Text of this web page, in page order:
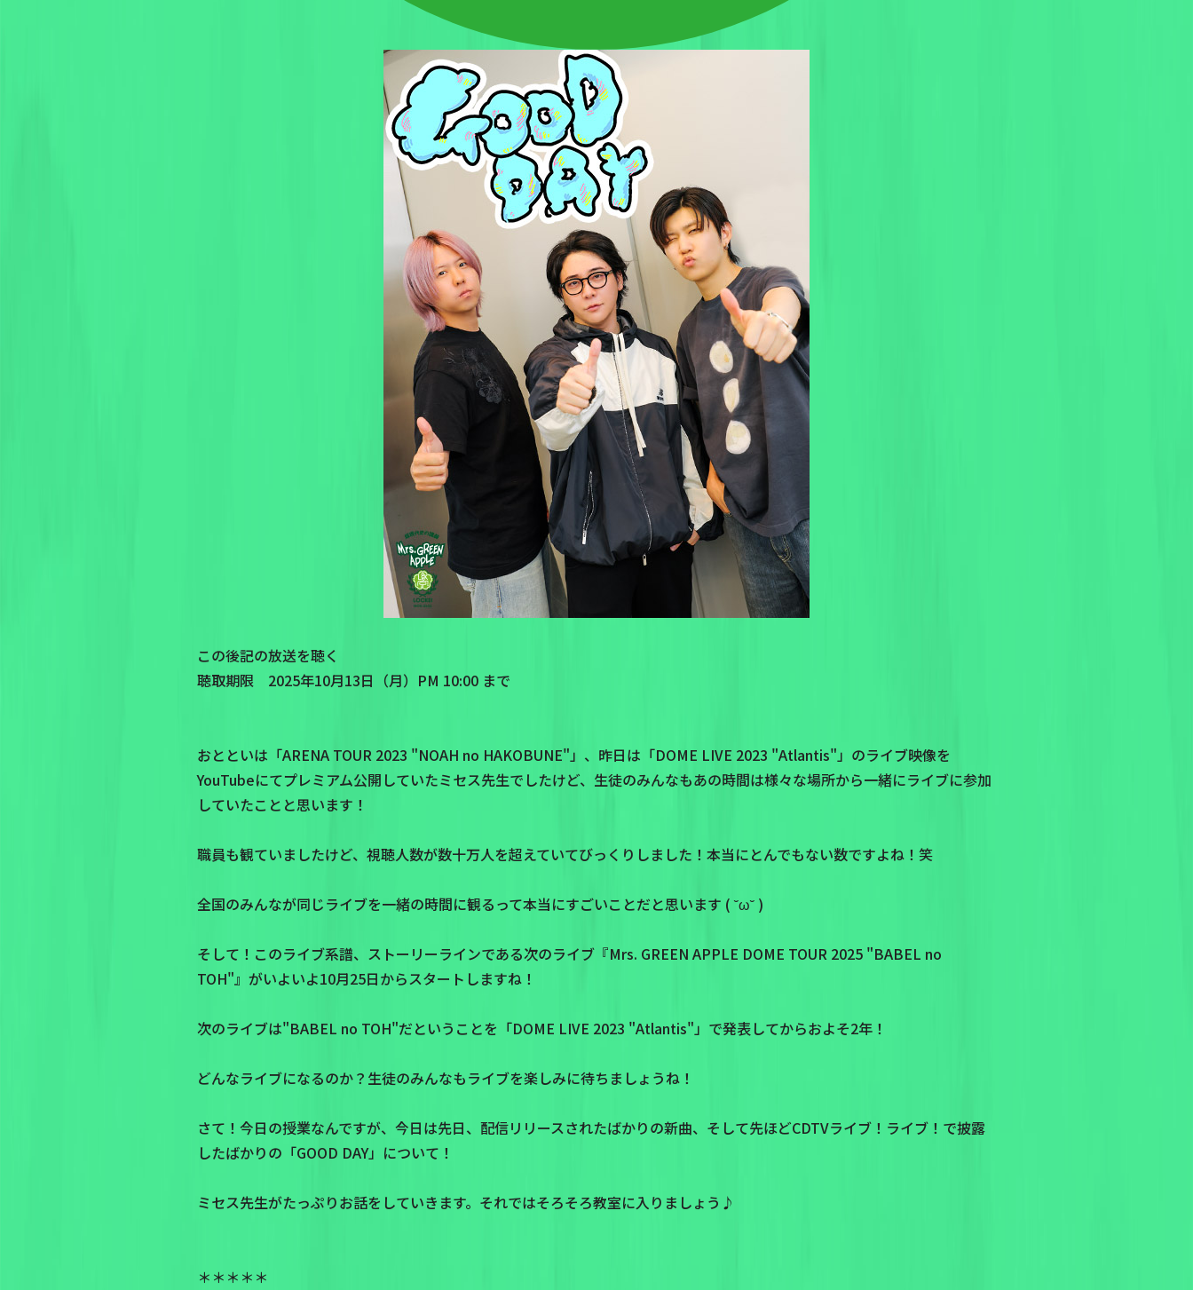
この後記の放送を聴く
聴取期限 2025年10月13日（月）PM 10:00 まで
おとといは「ARENA TOUR 2023 "NOAH no HAKOBUNE"」、昨日は「DOME LIVE 2023 "Atlantis"」のライブ映像を
YouTubeにてプレミアム公開していたミセス先生でしたけど、生徒のみんなもあの時間は様々な場所から一緒にライブに参加
していたことと思います！
職員も観ていましたけど、視聴人数が数十万人を超えていてびっくりしました！本当にとんでもない数ですよね！笑
全国のみんなが同じライブを一緒の時間に観るって本当にすごいことだと思います ( ˘ω˘ )
そして！このライブ系譜、ストーリーラインである次のライブ『Mrs. GREEN APPLE DOME TOUR 2025 "BABEL no
TOH"』がいよいよ10月25日からスタートしますね！
次のライブは"BABEL no TOH"だということを「DOME LIVE 2023 "Atlantis"」で発表してからおよそ2年！
どんなライブになるのか？生徒のみんなもライブを楽しみに待ちましょうね！
さて！今日の授業なんですが、今日は先日、配信リリースされたばかりの新曲、そして先ほどCDTVライブ！ライブ！で披露
したばかりの「GOOD DAY」について！
ミセス先生がたっぷりお話をしていきます。それではそろそろ教室に入りましょう♪
＊＊＊＊＊